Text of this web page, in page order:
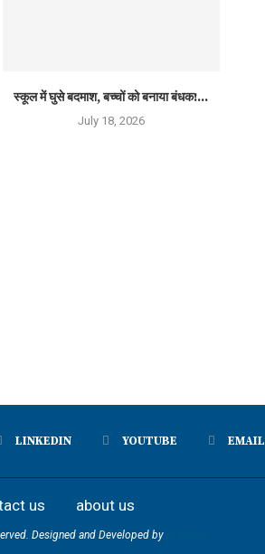
स्कूल में घुसे बदमाश, बच्चों को बनाया बंधक!...
July 18, 2026
LINKEDIN YOUTUBE EMAIL
us about us
Designed and Developed by